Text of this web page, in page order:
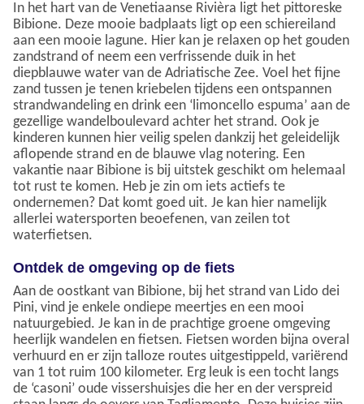
In het hart van de Venetiaanse Rivièra ligt het pittoreske
Bibione. Deze mooie badplaats ligt op een schiereiland
aan een mooie lagune. Hier kan je relaxen op het gouden
zandstrand of neem een verfrissende duik in het
diepblauwe water van de Adriatische Zee. Voel het fijne
zand tussen je tenen kriebelen tijdens een ontspannen
strandwandeling en drink een ‘limoncello espuma’ aan de
gezellige wandelboulevard achter het strand. Ook je
kinderen kunnen hier veilig spelen dankzij het geleidelijk
aflopende strand en de blauwe vlag notering. Een
vakantie naar Bibione is bij uitstek geschikt om helemaal
tot rust te komen. Heb je zin om iets actiefs te
ondernemen? Dat komt goed uit. Je kan hier namelijk
allerlei watersporten beoefenen, van zeilen tot
waterfietsen.
Ontdek de omgeving op de fiets
Aan de oostkant van Bibione, bij het strand van Lido dei
Pini, vind je enkele ondiepe meertjes en een mooi
natuurgebied. Je kan in de prachtige groene omgeving
heerlijk wandelen en fietsen. Fietsen worden bijna overal
verhuurd en er zijn talloze routes uitgestippeld, variërend
van 1 tot ruim 100 kilometer. Erg leuk is een tocht langs
de ‘casoni’ oude vissershuisjes die her en der verspreid